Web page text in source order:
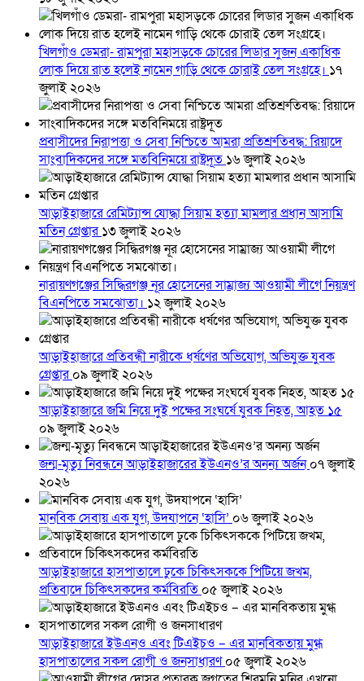
খিলগাঁও ডেমরা- রামপুরা মহাসড়কে চোরের লিডার সুজন একাধিক
লোক দিয়ে রাত হলেই নামেন গাড়ি থেকে চোরাই তেল সংগ্রহে। ১৭
জুলাই ২০২৬
প্রবাসীদের নিরাপত্তা ও সেবা নিশ্চিতে আমরা প্রতিশ্রুতিবদ্ধ: রিয়াদে
সাংবাদিকদের সঙ্গে মতবিনিময়ে রাষ্ট্রদূত ১৬ জুলাই ২০২৬
আড়াইহাজারে রেমিট্যান্স যোদ্ধা সিয়াম হত্যা মামলার প্রধান আসামি
মতিন গ্রেপ্তার১৩ জুলাই ২০২৬
নারায়ণগঞ্জের সিদ্ধিরগঞ্জ নূর হোসেনের সাম্রাজ্য আওয়ামী লীগে নিয়ন্ত্রণ
বিএনপিতে সমঝোতা। ১২ জুলাই ২০২৬
আড়াইহাজারে প্রতিবন্ধী নারীকে ধর্ষণের অভিযোগ, অভিযুক্ত যুবক
গ্রেপ্তার০৯ জুলাই ২০২৬
আড়াইহাজারে জমি নিয়ে দুই পক্ষের সংঘর্ষে যুবক নিহত, আহত ১৫
০৯ জুলাই ২০২৬
জন্ম-মৃত্যু নিবন্ধনে আড়াইহাজারের ইউএনও’র অনন্য অর্জন০৭ জুলাই
২০২৬
মানবিক সেবায় এক যুগ, উদযাপনে ‘হাসি’ ০৬ জুলাই ২০২৬
আড়াইহাজারে হাসপাতালে ঢুকে চিকিৎসককে পিটিয়ে জখম,
প্রতিবাদে চিকিৎসকদের কর্মবিরতি ০৫ জুলাই ২০২৬
আড়াইহাজারে ইউএনও এবং টিএইচও – এর মানবিকতায় মুগ্ধ
হাসপাতালের সকল রোগী ও জনসাধারণ০৫ জুলাই ২০২৬